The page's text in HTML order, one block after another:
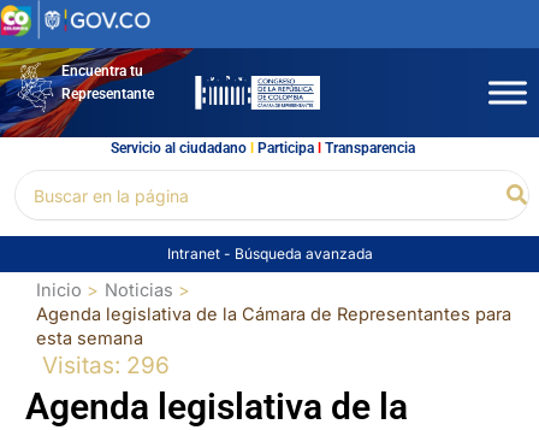
Ir
al
contenidoEncuentra tu
Representante
Servicio al ciudadano l Participal Transparencia
por:
Intranet - Búsqueda avanzada
Inicio
Noticias
Agenda legislativa de la Cámara de Representantes para
esta semana
Visitas: 296
Agenda legislativa de la